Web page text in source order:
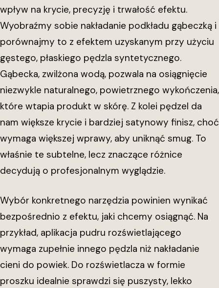
wpływ na krycie, precyzję i trwałość efektu.
Wyobraźmy sobie nakładanie podkładu gąbeczką i
porównajmy to z efektem uzyskanym przy użyciu
gęstego, płaskiego pędzla syntetycznego.
Gąbecka, zwilżona wodą, pozwala na osiągnięcie
niezwykle naturalnego, powietrznego wykończenia,
które wtapia produkt w skórę. Z kolei pędzel da
nam większe krycie i bardziej satynowy finisz, choć
wymaga większej wprawy, aby uniknąć smug. To
właśnie te subtelne, lecz znaczące różnice
decydują o profesjonalnym wyglądzie.
Wybór konkretnego narzędzia powinien wynikać
bezpośrednio z efektu, jaki chcemy osiągnąć. Na
przykład, aplikacja pudru rozświetlającego
wymaga zupełnie innego pędzla niż nakładanie
cieni do powiek. Do rozświetlacza w formie
proszku idealnie sprawdzi się puszysty, lekko